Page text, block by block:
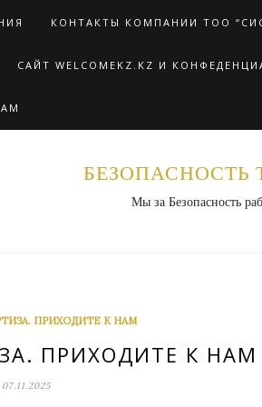
КОНТАКТЫ КОМПАНИИ ТОО
САЙТ WELCOMEKZ.KZ И
БЕЗОПАСНОСТЬ
Мы за Безопасность
ПРИХОДИТЕ К НАМ
ПРИХОДИТЕ К НАМ
07.11.2025